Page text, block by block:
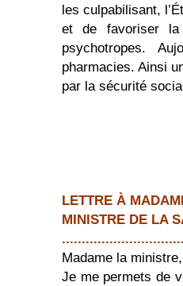
les culpabilisant,
et de favoriser
psychotropes.
pharmacies. Ainsi
par la sécurité
LETTRE À
MINISTRE DE LA
Madame la ministre,
Je me permets de